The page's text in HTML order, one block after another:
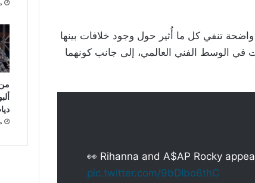
واضحة تنفي كل ما أُثير حول وجود خلافات بينها
في الوسط الفني العالمي، إلى جانب كونهما
👀 Rihanna and A$AP Rocky
pic.twitter.com/9bDIbo6thC